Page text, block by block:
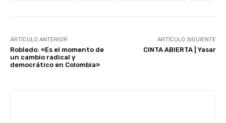
ARTÍCULO ANTERIOR
Robledo: «Es el momento de
un cambio radical y
democrático en Colombia»
ARTÍCULO SIGUIENTE
CINTA ABIERTA | Yasar